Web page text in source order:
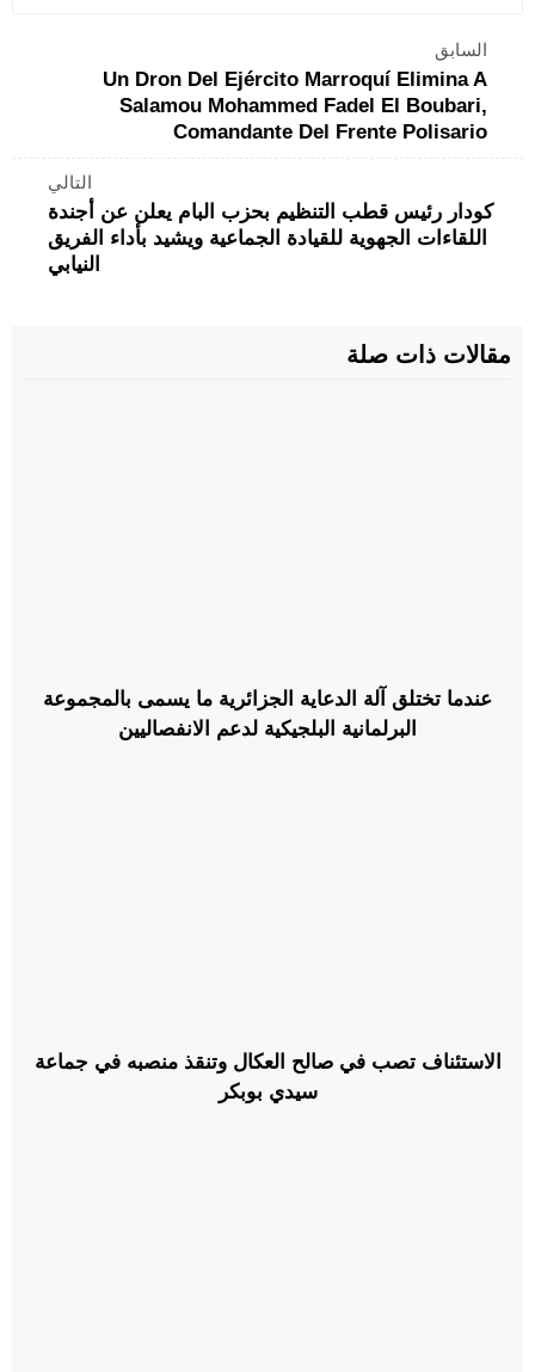
السابق
Un Dron Del Ejército Marroquí Elimina A
Salamou Mohammed Fadel El Boubari,
Comandante Del Frente Polisario
التالي
كودار رئيس قطب التنظيم بحزب البام يعلن عن أجندة
اللقاءات الجهوية للقيادة الجماعية ويشيد بأداء الفريق
النيابي
مقالات ذات صلة
عندما تختلق آلة الدعاية الجزائرية ما يسمى بالمجموعة
البرلمانية البلجيكية لدعم الانفصاليين
الاستئناف تصب في صالح العكال وتنقذ منصبه في جماعة
سيدي بوبكر